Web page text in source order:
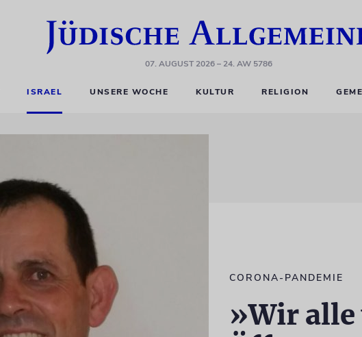
07. AUGUST 2026– 24. AW 5786
ISRAEL UNSERE WOCHE KULTUR RELIGION
CORONA-PANDEMIE
»Wir alle